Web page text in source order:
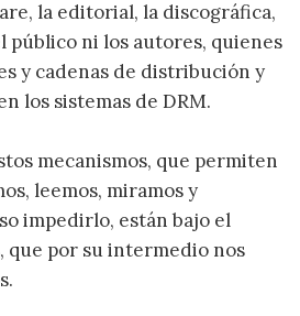
la editorial, la discográfica,
público ni los autores, quienes
y cadenas de distribución y
los sistemas de DRM.
mecanismos, que permiten
leemos, miramos y
impedirlo, están bajo el
que por su intermedio nos